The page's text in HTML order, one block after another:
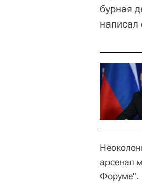
бурная
написал
арсенал
Форуме".